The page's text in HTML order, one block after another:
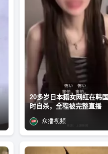
20多岁日本籍女网红在韩
时自杀，全程被完整直播
众播视频